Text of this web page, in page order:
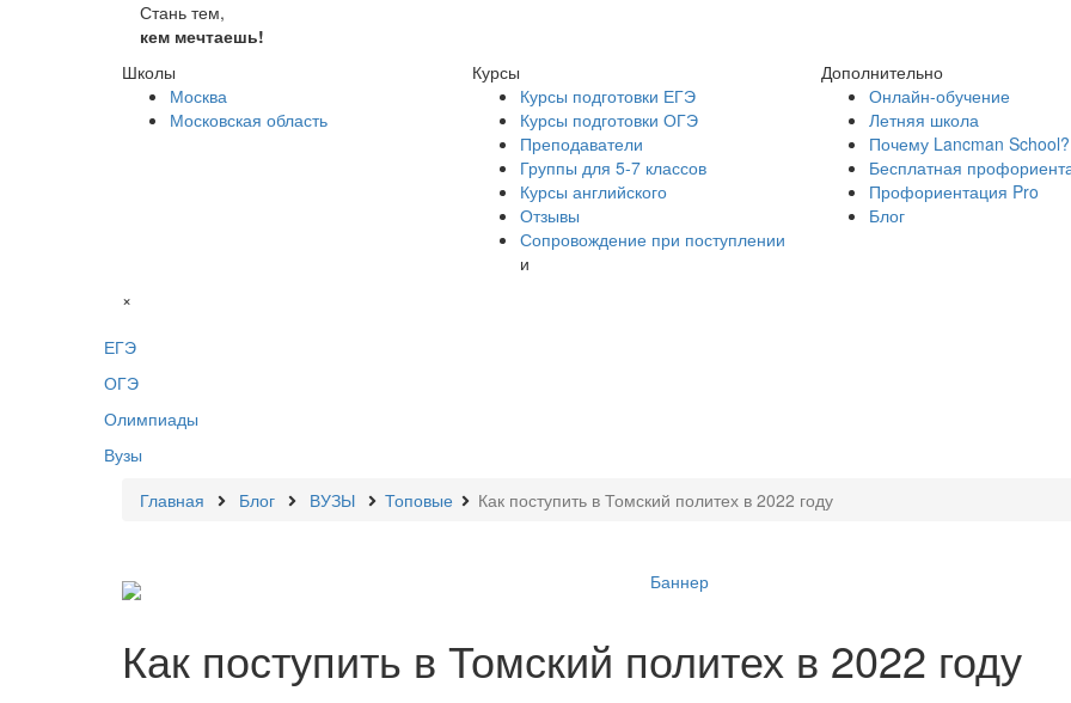
Стань тем,
кем мечтаешь!
Школы
Москва
Московская область
Курсы
Курсы подготовки ЕГЭ
Курсы подготовки ОГЭ
Преподаватели
Группы для 5-7 классов
Курсы английского
Отзывы
Сопровождение при поступлении
и
Дополнительно
Онлайн-обучение
Летняя школа
Почему Lancman School?
Бесплатная
Профориентация Pro
Блог
×
ЕГЭ
ОГЭ
Олимпиады
Вузы
Главная
Блог ВУЗЫ Топовые Как поступить в Томский политех в 2022 году
Как поступить в Томский политех в 2022 году